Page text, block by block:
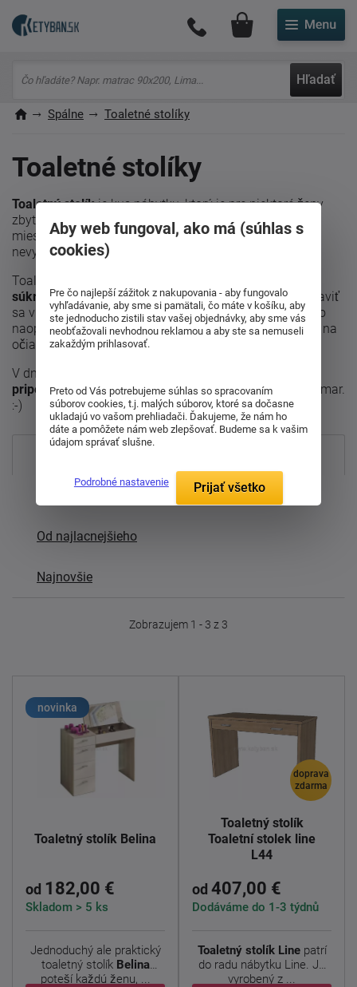
Hľadať
Môj účet
Spálne Toaletné stolíky
Toaletné stolíky
Toaletný stolíkje kus nábytku, ktorý je pre niektoré ženy
zbytočný, pre iné nevyhnutný. Ak však máte v spálni
miesto, skúste si predstaviť, že máte všetky osobné
nevyhnutnosti, líčenie a šperky pohromade.
Toaletný stolík je krásny kus nábytku, ktorý vyhrádza
súkromné miesto patriace žene. Ponúka možnosť upraviť
sa v pokoji do spoločnosti, uschovať si cenné veci alebo
naopak naň niektoré drobnosti položiť, aby ste ich mali na
očiach.
V dnešnej účelovej a uponáhľanej dobe pohľad naň
pripomína krásu a krehkosť ženy. Doprajte si tento rozmar.
:-)
Od najlacnejšieho
Najnovšie
Zobrazujem 1 - 3 z 3
novinka
Toaletný stolík Belina
od 182,00 €
Skladom > 5 ks
Jednoduchý ale praktický
toaletný stolík Belina
poteší každú ženu, ...
doprava
zdarma
Toaletný stolík
Toaletní stolek line
L44
od 407,00 €
Dodáváme do 1-3 týdnů
Toaletný stolík Linepatrí
do radu nábytku Line. Je
vyrobený z ...
Aby web fungoval, ako má (súhlas s
cookies)
Pre čo najlepší zážitok z nakupovania - aby fungovalo
vyhľadávanie, aby sme si pamätali, čo máte v košíku, aby
ste jednoducho zistili stav vašej objednávky, aby sme vás
neobťažovali nevhodnou reklamou a aby ste sa nemuseli
zakaždým prihlasovať.
Preto od Vás potrebujeme súhlas so spracovaním
súborov cookies, t.j. malých súborov, ktoré sa dočasne
ukladajú vo vašom prehliadači. Ďakujeme, že nám ho
dáte a pomôžete nám web zlepšovať. Budeme sa k vašim
údajom správať slušne.
Podrobné nastavenie Prijať všetko